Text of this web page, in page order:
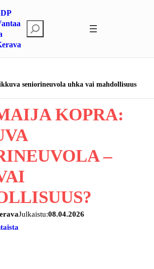
t
seniorineuvola uhka vai mahdollisuus
KOPRA:
–
Julkaistu:08.04.2026